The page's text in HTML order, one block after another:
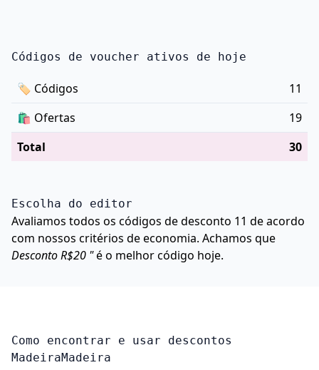
Códigos de voucher ativos de hoje
🏷 Códigos
11
🛍️ Ofertas
19
Total
30
Escolha do editor
Avaliamos todos os códigos de desconto 11 de acordo
com nossos critérios de economia. Achamos que
Desconto R$20 "é o melhor código hoje.
Como encontrar e usar descontos
MadeiraMadeira